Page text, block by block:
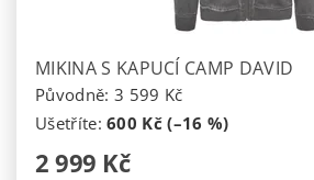
MIKINA S KAPUCÍ CAMP DAVID
Původně: 3 599 Kč
Ušetříte:600 Kč (–16 %)
2 999 Kč